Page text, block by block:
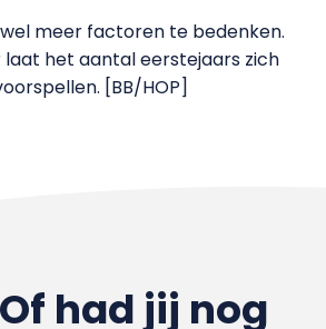
wel meer factoren te bedenken.
laat het aantal eerstejaars zich
[BB/HOP]
had jij nog